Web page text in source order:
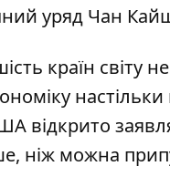
уряд Чан
країн
відкрито
ніж можна